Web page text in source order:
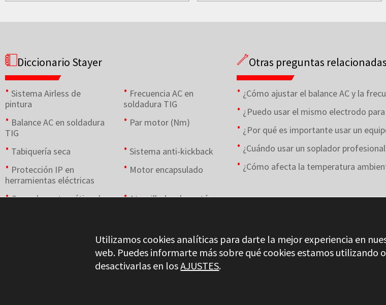
Diccionario Stayer
Sistema Airless de
pintura
Frecuencia AC en
soldadura TIG
Balance AC en soldadura
TIG
Par motor (Nm)
Tabiquería seca
Sistema anti-kickback
Protección IP en
herramientas eléctricas
Motor encapsulado
Cargador automático de
Atornillador de cartón
Otras preguntas relacionadas
¿Cómo ajustar el balance AC y la
¿Puedo usar el mismo electrodo
¿Por qué es importante usar un
¿Cuándo usar un soplador
¿Cómo afecta la temperatura
Utilizamos cookies analíticas para darte la mejor experiencia en
web. Puedes informarte más sobre qué cookies estamos utilizando o
desactivarlas en losAJUSTES.